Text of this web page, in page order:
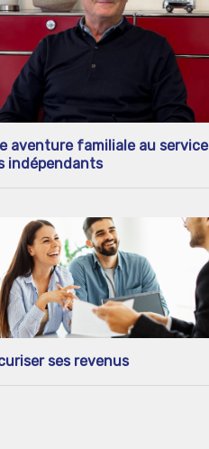
aventure familiale au service
indépendants
ses revenus